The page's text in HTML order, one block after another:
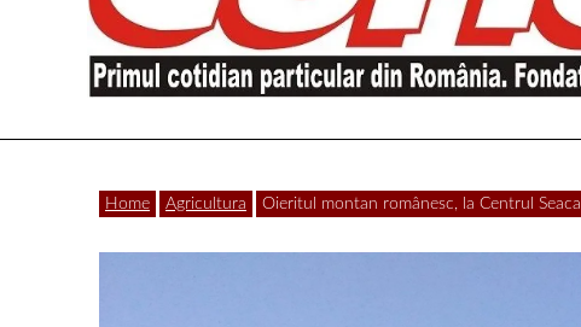
Curierul
de
Primul
particular
din
Home Agricultura Oieritul montan românesc, la Centrul Seaca